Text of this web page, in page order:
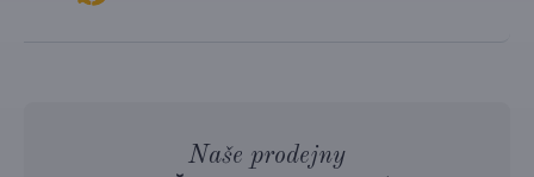
Naše prodejny